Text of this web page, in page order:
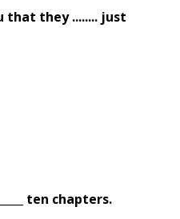
they ........ just
ten chapters.